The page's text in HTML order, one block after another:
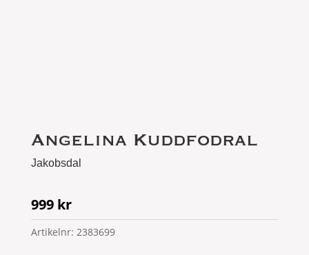
Angelina Kuddfodral
Jakobsdal
999 kr
Artikelnr: 2383699